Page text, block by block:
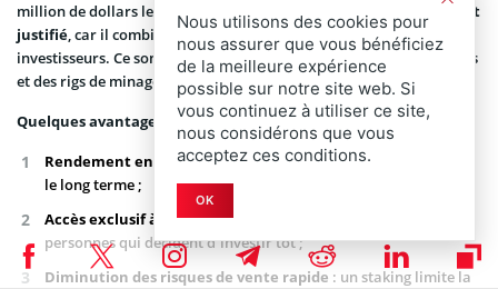
million de dollars levés à ce jour.L’engouement pour le projet est
justifié, car il combine des avantages uniques pour les premiers
investisseurs. Ce sont notamment des récompenses exceptionnelles
et des rigs de minage puissants.
Quelques avantages de Pepenode :
Rendement en staking de 1200 % APY: des gains massifs sur
le long terme ;
Accès exclusif à des rigs de minage
personnes qui décident d’investir tôt ;
Diminution des risques de vente rapide : un staking limite la
Nous utilisons des cookies pour
nous assurer que vous bénéficiez
de la meilleure expérience
possible sur notre site web. Si
vous continuez à utiliser ce site,
nous considérons que vous
acceptez ces conditions.
OK